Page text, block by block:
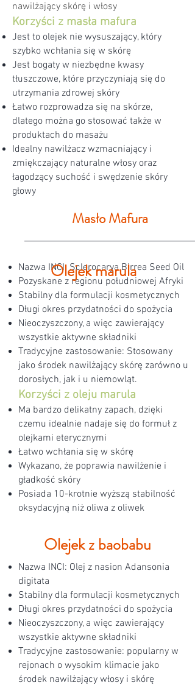
nawilżający skórę i włosy
Korzyści z masła mafura
Jest to olejek nie wysuszający, który
szybko wchłania się w skórę
Jest bogaty w niezbędne kwasy
tłuszczowe, które przyczyniają się do
utrzymania zdrowej skóry
Łatwo rozprowadza się na skórze,
dlatego można go stosować także w
produktach do masażu
Idealny nawilżacz wzmacniający i
zmiękczający naturalne włosy oraz
łagodzący suchość i swędzenie skóry
głowy
Masło Mafura
Nazwa INCI: Sclerocarya Birrea Seed Oil
Pozyskane z regionu południowej Afryki
Stabilny dla formulacji kosmetycznych
Długi okres przydatności do spożycia
Nieoczyszczony, a więc zawierający
wszystkie aktywne składniki
Tradycyjne zastosowanie: Stosowany
jako środek nawilżający skórę zarówno u
dorosłych, jak i u niemowląt.
Korzyści z oleju marula
Ma bardzo delikatny zapach, dzięki
czemu idealnie nadaje się do formuł z
olejkami eterycznymi
Łatwo wchłania się w skórę
Wykazano, że poprawia nawilżenie i
gładkość skóry
Posiada 10-krotnie wyższą stabilność
oksydacyjną niż oliwa z oliwek
Olejek marula
Olejek z baobabu
Nazwa INCI: Olej z nasion Adansonia
digitata
Stabilny dla formulacji kosmetycznych
Długi okres przydatności do spożycia
Nieoczyszczony, a więc zawierający
wszystkie aktywne składniki
Tradycyjne zastosowanie: popularny w
rejonach o wysokim klimacie jako
środek nawilżający włosy i skórę